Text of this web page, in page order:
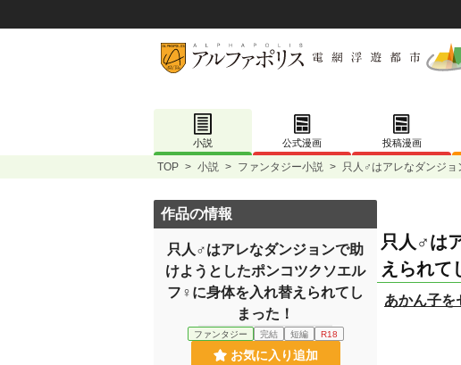
小説 公式漫画 投稿漫画
TOP > 小説 > ファンタジー小説 > 只人♂はアレなダンジョ
只人♂は
えられて
あかん子を
作品の情報
只人♂はアレなダンジョンで助
けようとしたポンコツクソエル
フ♀に身体を入れ替えられてし
まった！
ファンタジー 完結 短編 R18
お気に入り追加